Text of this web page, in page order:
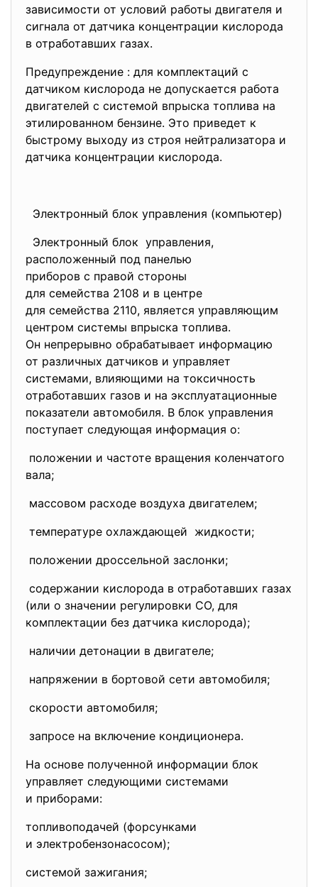
зависимости от условий работы двигателя и
сигнала от датчика концентрации кислорода
в отработавших газах.
Предупреждение : для комплектаций с
датчиком кислорода не допускается работа
двигателей с системой впрыска топлива на
этилированном бензине. Это приведет к
быстрому выходу из строя нейтрализатора и
датчика концентрации кислорода.
Электронный блок управления (компьютер)
Электронный блок управления,
расположенный под панелью
приборов с правой стороны
для семейства 2108 и в центре
для семейства 2110, является управляющим
центром системы впрыска топлива.
Он непрерывно обрабатывает информацию
от различных датчиков и управляет
системами, влияющими на токсичность
отработавших газов и на эксплуатационные
показатели автомобиля. В блок управления
поступает следующая информация о:
положении и частоте вращения коленчатого
вала;
массовом расходе воздуха двигателем;
температуре охлаждающей жидкости;
положении дроссельной заслонки;
содержании кислорода в отработавших газах
(или о значении регулировки СО, для
комплектации без датчика кислорода);
наличии детонации в двигателе;
напряжении в бортовой сети автомобиля;
скорости автомобиля;
запросе на включение кондиционера.
На основе полученной информации блок
управляет следующими системами
и приборами:
топливоподачей (форсунками
и электробензонасосом);
системой зажигания;